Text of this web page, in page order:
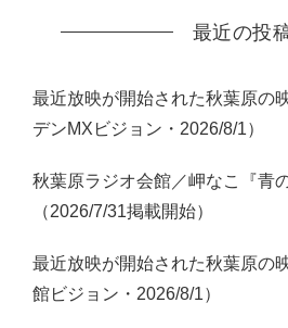
最近の投
最近放映が開始された秋葉原の
デンMXビジョン・2026/8/1）
秋葉原ラジオ会館／岬なこ『青
（2026/7/31掲載開始）
最近放映が開始された秋葉原の
館ビジョン・2026/8/1）